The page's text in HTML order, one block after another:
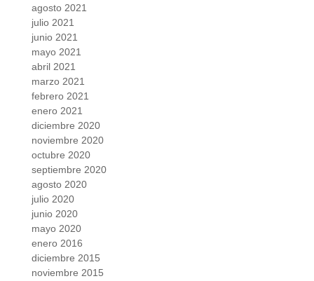
agosto 2021
julio 2021
junio 2021
mayo 2021
abril 2021
marzo 2021
febrero 2021
enero 2021
diciembre 2020
noviembre 2020
octubre 2020
septiembre 2020
agosto 2020
julio 2020
junio 2020
mayo 2020
enero 2016
diciembre 2015
noviembre 2015